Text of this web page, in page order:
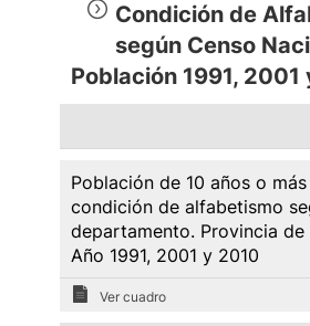
Condición de
según Censo
Población 1991, 2001
Población de 10 años o
condición de alfabetismo
departamento. Provincia de
Año 1991, 2001 y 2010
Ver cuadro